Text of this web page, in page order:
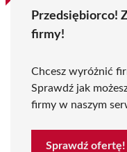
Przedsiębiorco!
firmy!
Chcesz wyróżnić
Sprawdź jak
firmy w naszym
Sprawdź ofertę!